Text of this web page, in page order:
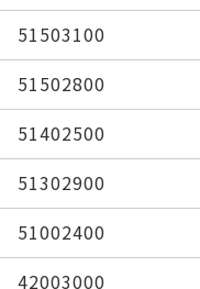
51503100
51502800
51402500
51302900
51002400
42003000